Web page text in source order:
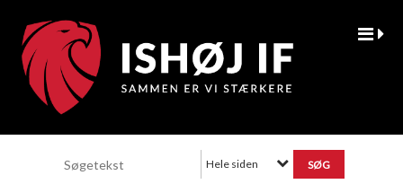
Hele siden